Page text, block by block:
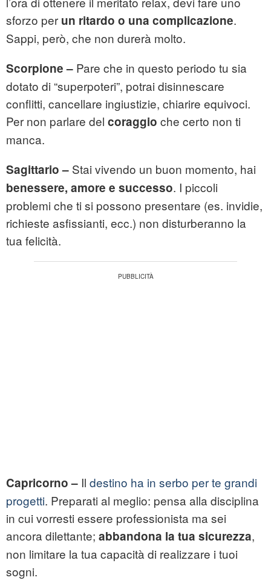
sforzo per un ritardo o una complicazione.
Sappi, però, che non durerà molto.
Scorpione – Pare che in questo periodo tu sia
dotato di “superpoteri”, potrai disinnescare
conflitti, cancellare ingiustizie, chiarire equivoci.
Per non parlare del coraggio che certo non ti
manca.
Sagittario – Stai vivendo un buon momento, hai
benessere, amore e successo. I piccoli
problemi che ti si possono presentare (es. invidie,
richieste asfissianti, ecc.) non disturberanno la
tua felicità.
Capricorno – Il destino ha in serbo per te grandi
progetti. Preparati al meglio: pensa alla disciplina
in cui vorresti essere professionista ma sei
ancora dilettante; abbandona la tua sicurezza,
non limitare la tua capacità di realizzare i tuoi
sogni.